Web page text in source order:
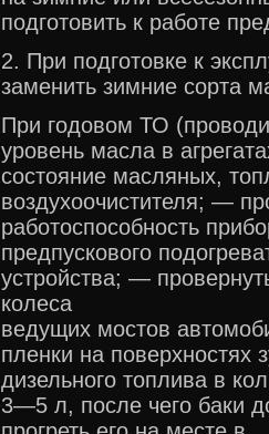
подготовить к работе
2. При подготовке к
заменить зимние сорта
При годовом ТО
уровень масла в
состояние масляных,
воздухоочистителя; —
работоспособность
предпускового
устройства; —
колеса
ведущих мостов
пленки на поверхностях
дизельного топлива в
3—5 л, после чего баки